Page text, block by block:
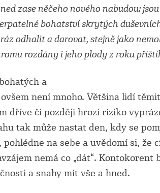
zase něčeho nového nabudou:
bohatství skrytých
odhalit a darovat, stejně jako
rozdány i jeho plody z roku
a
není mnoho. Většina lidí
dříve či později hrozí riziko
tak může nastat den, kdy se
na sebe a uvědomí si, že
nemá co „dát“.
a snahy mít vše a hned.